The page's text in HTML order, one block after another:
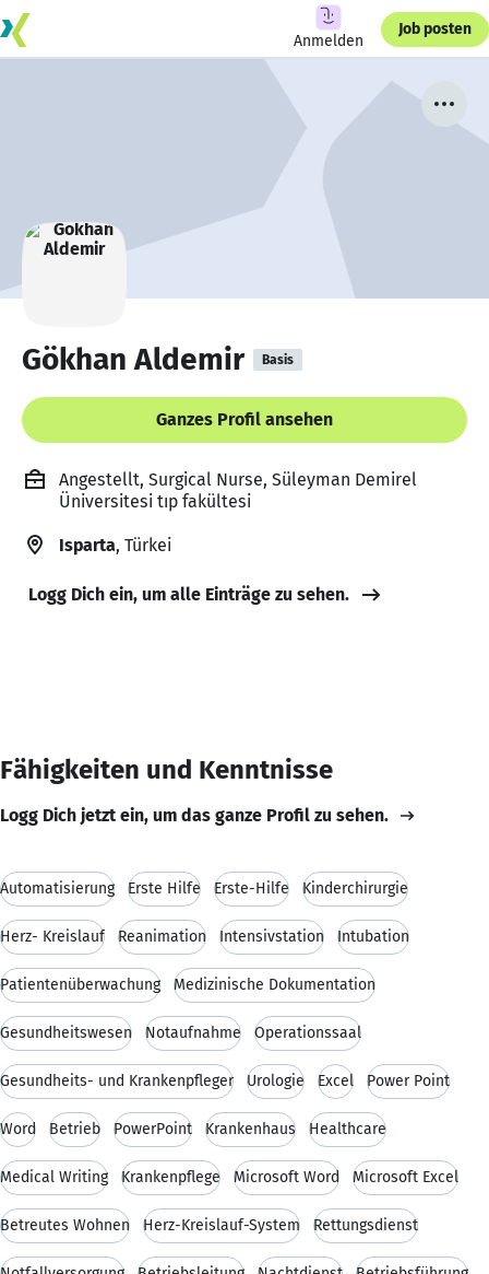
Anmelden
Job posten
Gökhan Aldemir Basis
Ganzes Profil ansehen
Angestellt, Surgical Nurse, Süleyman Demirel
Üniversitesi tıp fakültesi
Isparta, Türkei
Logg Dich ein, um alle Einträge zu sehen.
Fähigkeiten und Kenntnisse
Logg Dich jetzt ein, um das ganze Profil zu sehen.
Automatisierung Erste Hilfe Erste-Hilfe Kinderchirurgie
Herz- Kreislauf Reanimation Intensivstation Intubation
Patientenüberwachung Medizinische Dokumentation
Gesundheitswesen Notaufnahme Operationssaal
Gesundheits- und Krankenpfleger Urologie Excel Power Point
Word Betrieb PowerPoint Krankenhaus Healthcare
Medical Writing Krankenpflege Microsoft Word Microsoft Excel
Betreutes Wohnen Herz-Kreislauf-System Rettungsdienst